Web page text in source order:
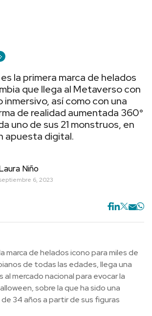
la primera marca de helados
que llega al Metaverso con
inmersivo, así como con una
de realidad aumentada 360°
uno de sus 21 monstruos, en
apuesta digital.
Niño
6, 2023
marca de helados icono para miles de
de todas las edades, llega una
al mercado nacional para evocar la
sobre la que ha sido una
34 años a partir de sus figuras